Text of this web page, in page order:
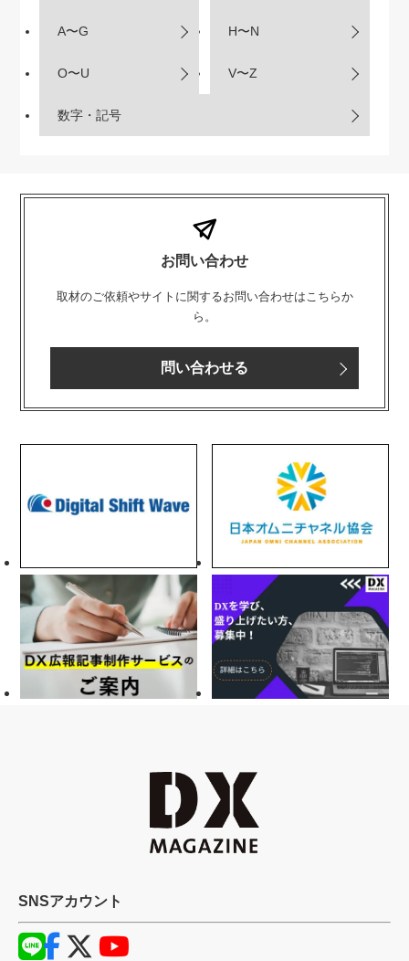
A〜G H〜N
O〜U V〜Z
数字・記号
お問い合わせ
取材のご依頼やサイトに関するお問い合わせはこちらか
ら。
問い合わせる
SNSアカウント